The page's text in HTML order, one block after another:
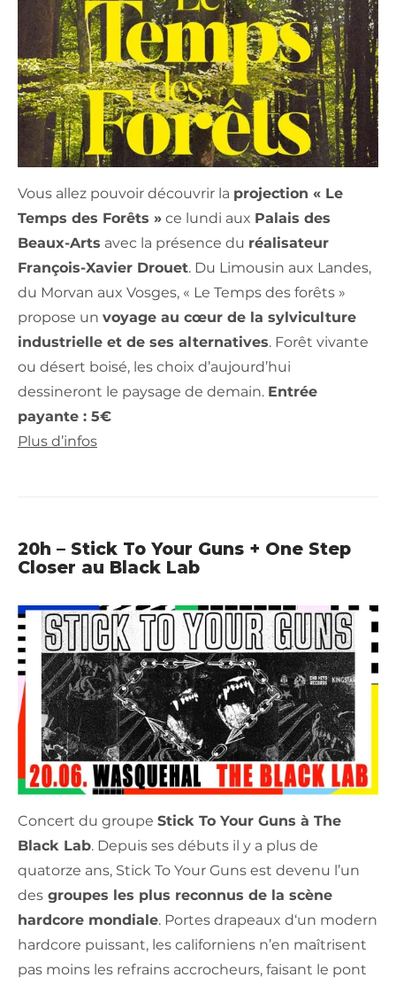
Vous allez pouvoir découvrir la projection « Le
Temps des Forêts » ce lundi aux Palais des
Beaux-Arts avec la présence du réalisateur
François-Xavier Drouet. Du Limousin aux Landes,
du Morvan aux Vosges, « Le Temps des forêts »
propose un voyage au cœur de la sylviculture
industrielle et de ses alternatives. Forêt vivante
ou désert boisé, les choix d’aujourd’hui
dessineront le paysage de demain. Entrée
payante : 5€
Plus d’infos
20h – Stick To Your Guns + One Step
Closer au Black Lab
Concert du groupe Stick To Your Guns à The
Black Lab. Depuis ses débuts il y a plus de
quatorze ans, Stick To Your Guns est devenu l’un
des groupes les plus reconnus de la scène
hardcore mondiale. Portes drapeaux d‘un modern
hardcore puissant, les californiens n’en maîtrisent
pas moins les refrains accrocheurs, faisant le pont